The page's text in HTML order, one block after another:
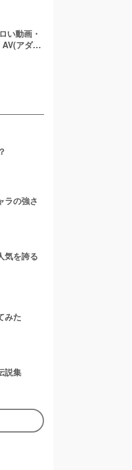
い動画・
アダル
ラの強さ
気を誇る
みた
説集